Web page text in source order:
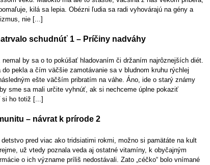
kilá sa lepia. Obézni ľudia sa radi vyhovárajú na gény a
nie [...]
schudnúť 1 – Príčiny nadváhy
nemal by sa o to pokúšať hladovaním či držaním najrôznejších diét.
pekla a čím väčšie zamotávanie sa v bludnom kruhu rýchlej
ešte väčším pribratím na váhe. Áno, ide o starý známy
sme sa mali určite vyhnúť, ak si nechceme úplne pokaziť
si ho totiž [...]
– návrat k prírode 2
pred viac ako tridsiatimi rokmi, možno si pamätáte na kult
už vtedy poznala veda aj ostatné vitamíny, k obyčajným
o ich význame príliš nedostávali. Zato „céčko“ bolo vnímané